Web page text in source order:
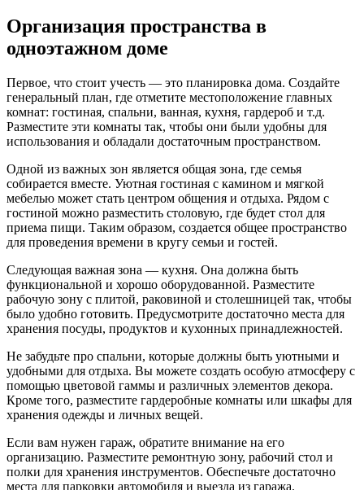
Организация пространства в
одноэтажном доме
Первое, что стоит учесть — это планировка дома. Создайте
генеральный план, где отметите местоположение главных
комнат: гостиная, спальни, ванная, кухня, гардероб и т.д.
Разместите эти комнаты так, чтобы они были удобны для
использования и обладали достаточным пространством.
Одной из важных зон является общая зона, где семья
собирается вместе. Уютная гостиная с камином и мягкой
мебелью может стать центром общения и отдыха. Рядом с
гостиной можно разместить столовую, где будет стол для
приема пищи. Таким образом, создается общее пространство
для проведения времени в кругу семьи и гостей.
Следующая важная зона — кухня. Она должна быть
функциональной и хорошо оборудованной. Разместите
рабочую зону с плитой, раковиной и столешницей так, чтобы
было удобно готовить. Предусмотрите достаточно места для
хранения посуды, продуктов и кухонных принадлежностей.
Не забудьте про спальни, которые должны быть уютными и
удобными для отдыха. Вы можете создать особую атмосферу с
помощью цветовой гаммы и различных элементов декора.
Кроме того, разместите гардеробные комнаты или шкафы для
хранения одежды и личных вещей.
Если вам нужен гараж, обратите внимание на его
организацию. Разместите ремонтную зону, рабочий стол и
полки для хранения инструментов. Обеспечьте достаточно
места для парковки автомобиля и выезда из гаража.